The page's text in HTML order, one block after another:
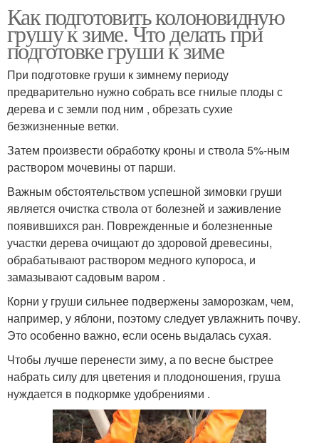
Как подготовить колоновидную
грушу к зиме. Что делать при
подготовке груши к зиме
При подготовке груши к зимнему периоду
предварительно нужно собрать все гнилые плоды с
дерева и с земли под ним , обрезать сухие
безжизненные ветки.
Затем произвести обработку кроны и ствола 5%-ным
раствором мочевины от парши.
Важным обстоятельством успешной зимовки груши
является очистка ствола от болезней и заживление
появившихся ран. Поврежденные и болезненные
участки дерева очищают до здоровой древесины,
обрабатывают раствором медного купороса, и
замазывают садовым варом .
Корни у груши сильнее подвержены заморозкам, чем,
например, у яблони, поэтому следует увлажнить почву.
Это особенно важно, если осень выдалась сухая.
Чтобы лучше перенести зиму, а по весне быстрее
набрать силу для цветения и плодоношения, груша
нуждается в подкормке удобрениями .